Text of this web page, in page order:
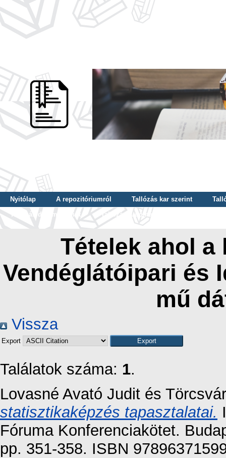
Nyitólap A repozitóriumról Tallózás kar szerint
Tallózás dátum szerint
Tallózás tudományterület szerint
Tételek ahol
Vendéglátóipari és
mű
Vissza
Export
Találatok száma: 1.
Lovasné Avató Judit és
statisztikaképzés tapasztalatai.
Fóruma Konferenciakötet.
pp. 351-358. ISBN